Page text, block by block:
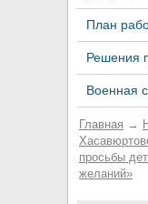
План
Решения
Военная
Главная →
просьбы
желаний»